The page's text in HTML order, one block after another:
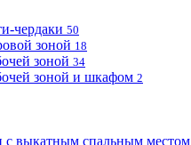
чердаки 50
зоной 18
зоной 34
зоной и шкафом 2
с выкатным спальным местом